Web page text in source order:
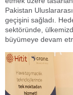
Pakistan
geçişini sağladı.
sektöründe,
büyümeye devam